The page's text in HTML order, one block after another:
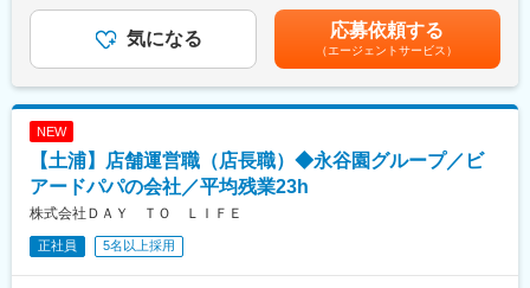
・既存サービスの見直し、改革
・他業界の知見を活かした新しいアイデアを歓迎
■予算実績管理：（将来的な業務）
・売上・人件費・コスト管理
・インフレやコストアップへの対応策立案
■働きやすさ：
・深夜勤務なし
・車通勤OK（ガソリン代支給）
・ゴルフ場・ホテル優待あり
・契約保養所（星野リゾート／リゾートトラスト／東急ハーヴェ
・売上管理、コストコントロール
・顧客満足度向上のためのサービス改善
・調理部門との連携、メニュー改善など
※レストラン運営を習得後、グループレストランマネージャーなど
複数店舗の統括にも挑戦できます。
■働きやすさ：
・深夜営業なし／残業は月6時間程度
・車通勤OK（ガソリン代支給）、制服完備
・ゴルフ場・ホテル優待、契約保養所（星野リゾート／リゾート
トラスト／東急ハーヴェスト）利用可
・業界大手グループの安定基盤で長期的に働ける
ます。月給(月額)は固定手当を含めた表記です。
気になる 応募依頼する
（エージェントサービス）
NEW
【土浦】店舗運営職（店長職）◆永谷園グループ／ビ
アードパパの会社／平均残業23h
株式会社ＤＡＹ ＴＯ ＬＩＦＥ
正社員 5名以上採用